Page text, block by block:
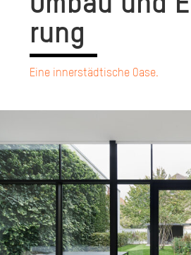
rung
Eine innerstädtische Oase.